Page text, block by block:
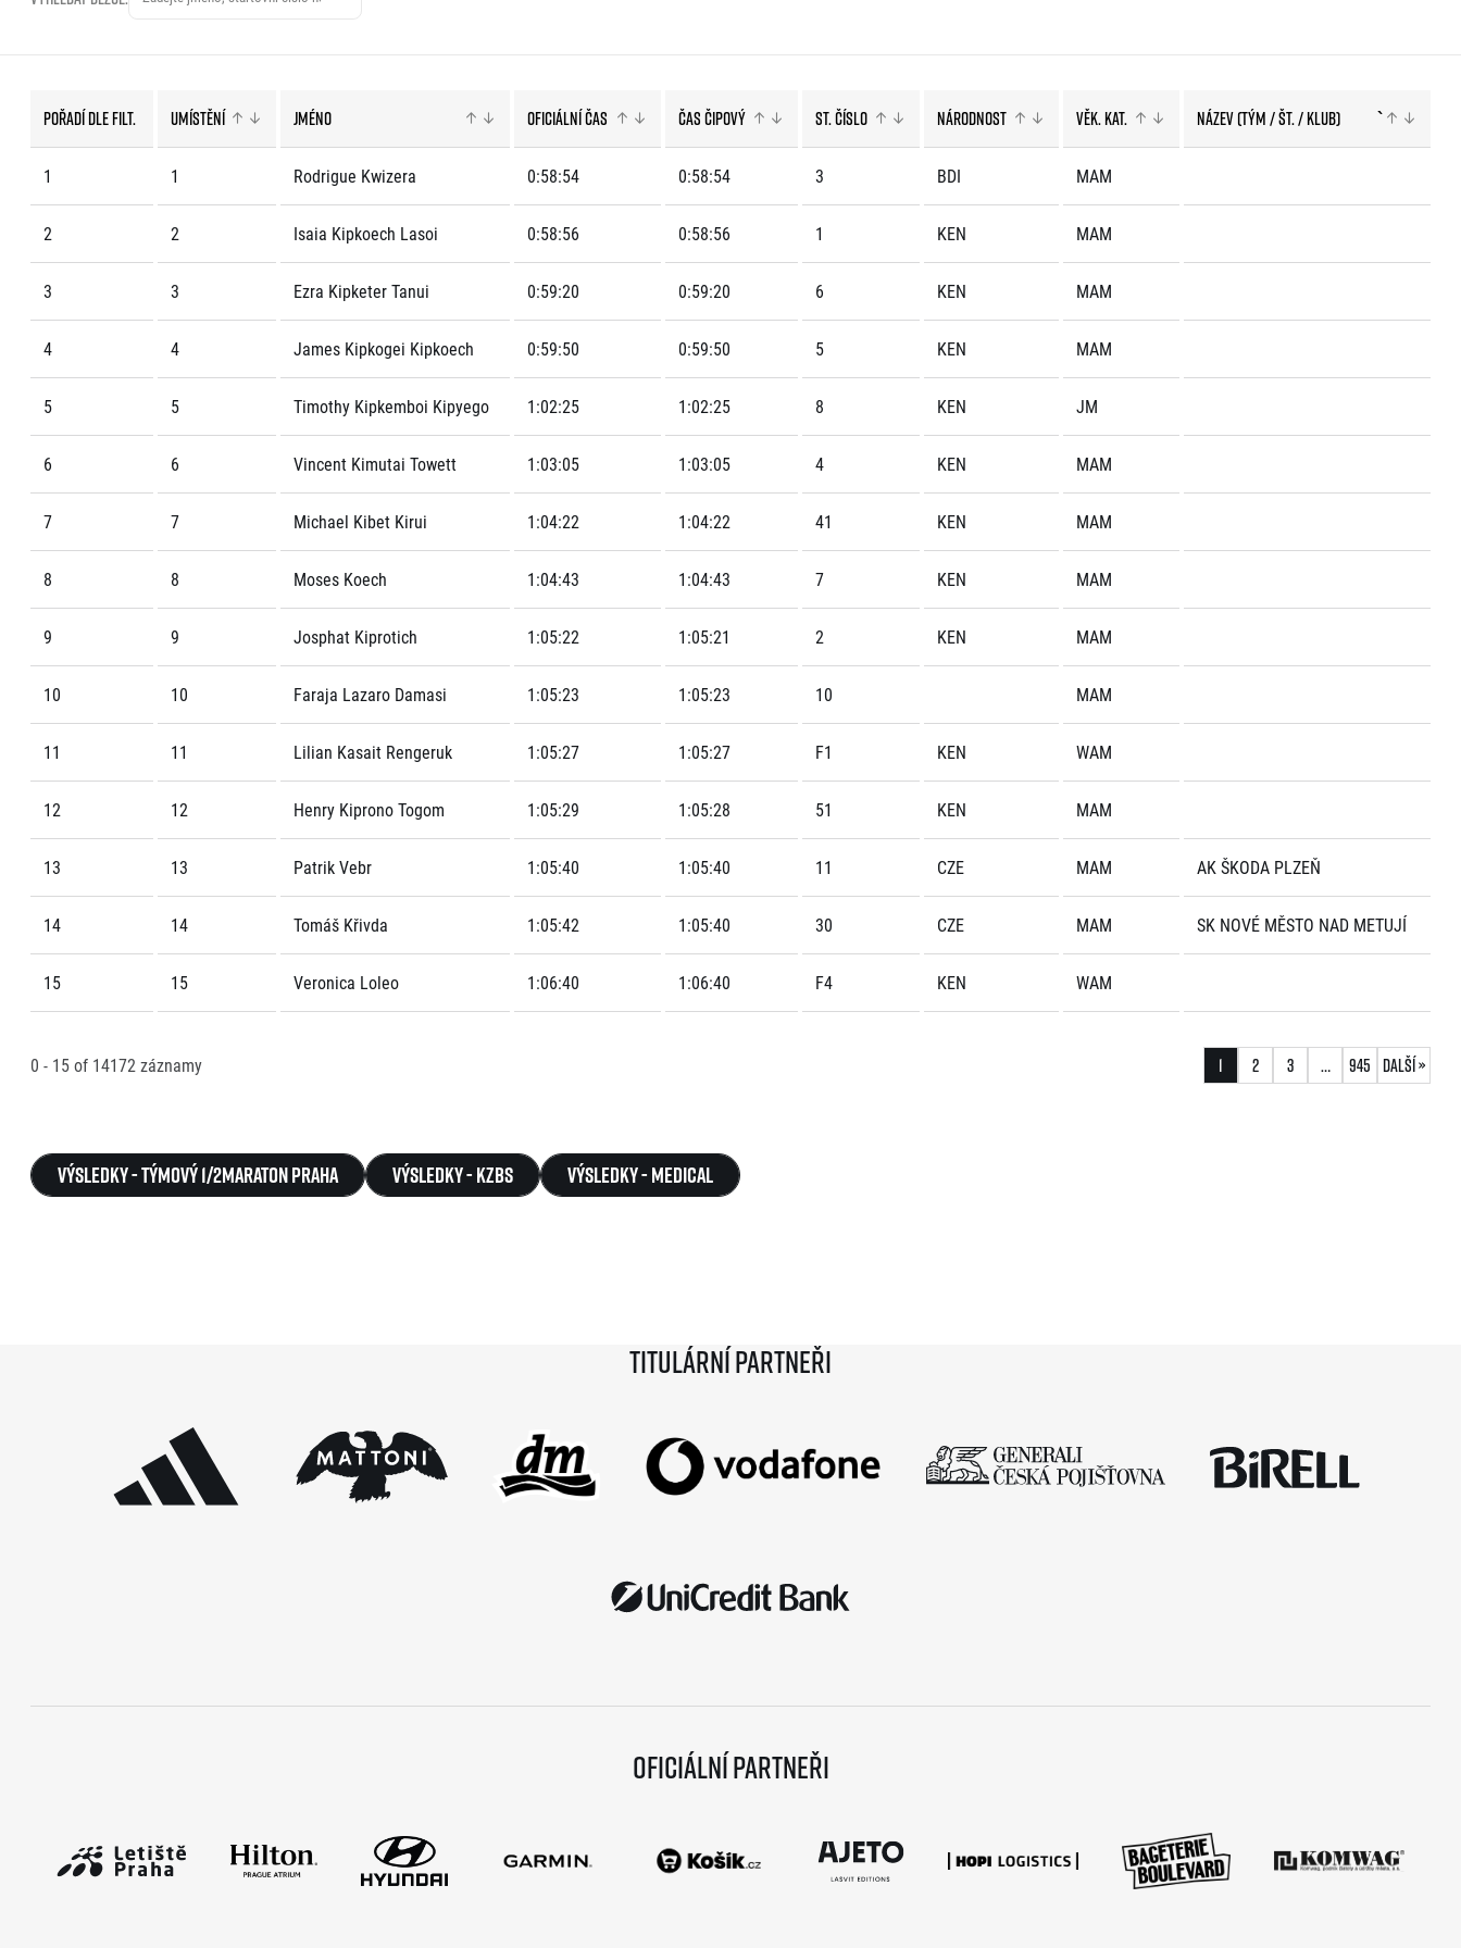
Napoli Running
O Napoli Running
RunCzech Halfs
Projekt RunCzech Halfs
dm rodinná míle
Český maratonský klub
RunCzech Pacers
Running Doctors
Středoškoláci
Seznam neziskových organizací
Tiskové zprávy
Poznámky pro editory
Magazíny
RunCzech
Kariéra
RunCzech Racing
Pořadí dle filt. Umístění Jméno Oficiální čas Čas čipový St. číslo Národnost Věk. kat. Název (tým / št. / klub) `
1 1 Rodrigue Kwizera 0:58:54 0:58:54 3 BDI MAM
2 2 Isaia Kipkoech Lasoi 0:58:56 0:58:56 1 KEN MAM
3 3 Ezra Kipketer Tanui 0:59:20 0:59:20 6 KEN MAM
4 4 James Kipkogei Kipkoech 0:59:50 0:59:50 5 KEN MAM
5 5 Timothy Kipkemboi Kipyego 1:02:25 1:02:25 8 KEN JM
6 6 Vincent Kimutai Towett 1:03:05 1:03:05 4 KEN MAM
7 7 Michael Kibet Kirui 1:04:22 1:04:22 41 KEN MAM
8 8 Moses Koech 1:04:43 1:04:43 7 KEN MAM
9 9 Josphat Kiprotich 1:05:22 1:05:21 2 KEN MAM
10 10 Faraja Lazaro Damasi 1:05:23 1:05:23 10 MAM
11 11 Lilian Kasait Rengeruk 1:05:27 1:05:27 F1 KEN WAM
12 12 Henry Kiprono Togom 1:05:29 1:05:28 51 KEN MAM
13 13 Patrik Vebr 1:05:40 1:05:40 11 CZE MAM AK ŠKODA PLZEŇ
14 14 Tomáš Křivda 1:05:42 1:05:40 30 CZE MAM SK NOVÉ MĚSTO NAD METUJÍ
15 15 Veronica Loleo 1:06:40 1:06:40 F4 KEN WAM
0 - 15of 14172 záznamy 1 2 3 … 945 Další »
Výsledky - Týmový 1/2Maraton Praha Výsledky - KZBS výsledky - Medical
Titulární partneři
Oficiální partneři